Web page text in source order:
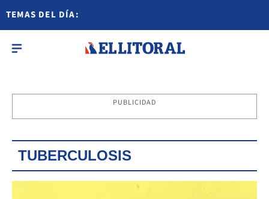
TEMAS DEL DÍA:
PUBLICIDAD
TUBERCULOSIS